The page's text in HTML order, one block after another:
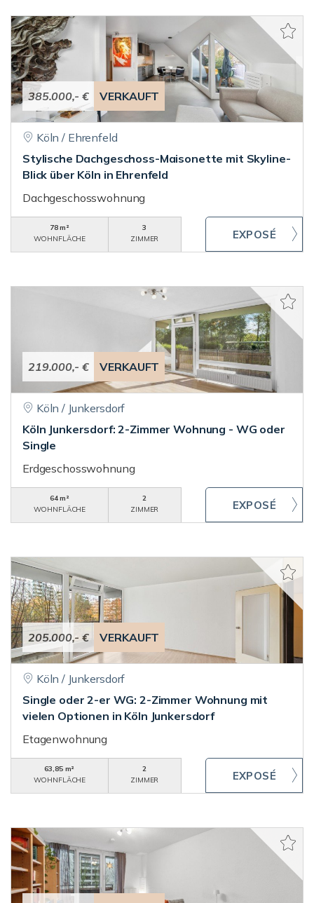
385.000,- € VERKAUFT
Köln / Ehrenfeld
Stylische Dachgeschoss-Maisonette mit Skyline-
Blick über Köln in Ehrenfeld
Dachgeschosswohnung
78 m²
WOHNFLÄCHE
3
ZIMMER
219.000,- € VERKAUFT
Köln / Junkersdorf
Köln Junkersdorf: 2-Zimmer Wohnung - WG oder
Single
Erdgeschosswohnung
64 m²
WOHNFLÄCHE
2
ZIMMER
205.000,- € VERKAUFT
Köln / Junkersdorf
Single oder 2-er WG: 2-Zimmer Wohnung mit
vielen Optionen in Köln Junkersdorf
Etagenwohnung
63,85 m²
WOHNFLÄCHE
2
ZIMMER